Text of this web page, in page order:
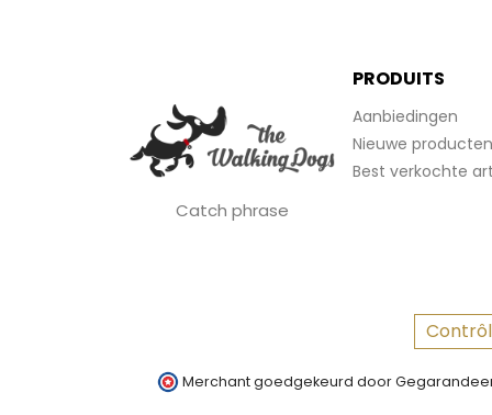
Catch phrase
PRODUITS
Aanbiedingen
Nieuwe producten
Best verkochte
Merchant goedgekeurd door